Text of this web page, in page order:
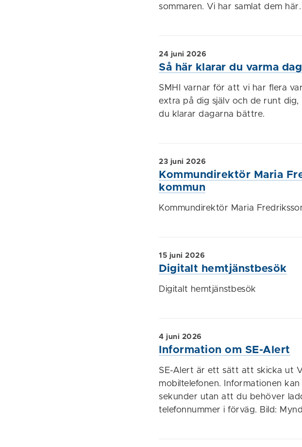
sommaren. Vi har samlat dem
Så här klarar du varma
24 juni 2026
SMHI varnar för att vi har flera
extra på dig själv och de runt dig,
du klarar dagarna bättre.
Kommundirektör Maria
kommun
23 juni 2026
Kommundirektör Maria
Digitalt hemtjänstbesök
15 juni 2026
Digitalt hemtjänstbesök
Information om SE-Alert
4 juni 2026
SE-Alert är ett sätt att skicka ut
mobiltelefonen. Informationen
sekunder utan att du behöver
telefonnummer i förväg. Bild: